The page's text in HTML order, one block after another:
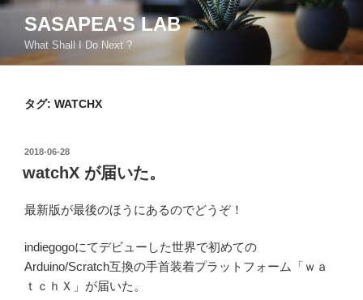
コ
ン
SASAPEA'S LAB
What Shall I Do Next ?
タグ: WATCHX
投
日:
2018-06-28
watchX が届いた。
最新版が最後のほうにあるのでどうぞ！
indiegogoにてデビューした世界で初めての
Arduino/Scratch互換の手首装着プラットフォーム「ｗａ
ｔｃｈＸ」が届いた。